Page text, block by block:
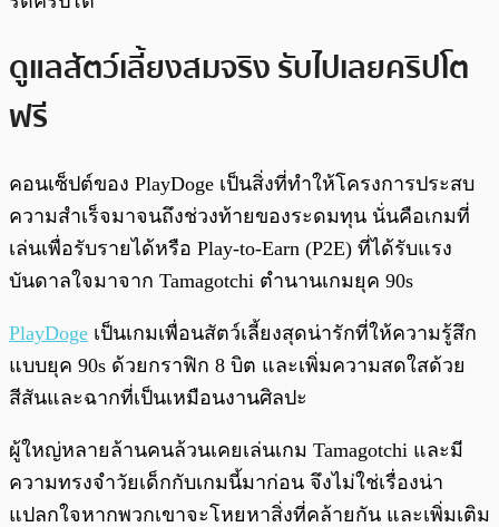
ดูแลสัตว์เลี้ยงสมจริง รับไปเลยคริปโต
ฟรี
คอนเซ็ปต์ของ PlayDoge เป็นสิ่งที่ทำให้โครงการประสบ
ความสำเร็จมาจนถึงช่วงท้ายของระดมทุน นั่นคือเกมที่
เล่นเพื่อรับรายได้หรือ Play-to-Earn (P2E) ที่ได้รับแรง
บันดาลใจมาจาก Tamagotchi ตำนานเกมยุค 90s
PlayDoge เป็นเกมเพื่อนสัตว์เลี้ยงสุดน่ารักที่ให้ความรู้สึก
แบบยุค 90s ด้วยกราฟิก 8 บิต และเพิ่มความสดใสด้วย
สีสันและฉากที่เป็นเหมือนงานศิลปะ
ผู้ใหญ่หลายล้านคนล้วนเคยเล่นเกม Tamagotchi และมี
ความทรงจำวัยเด็กกับเกมนี้มาก่อน จึงไม่ใช่เรื่องน่า
แปลกใจหากพวกเขาจะโหยหาสิ่งที่คล้ายกัน และเพิ่มเติม